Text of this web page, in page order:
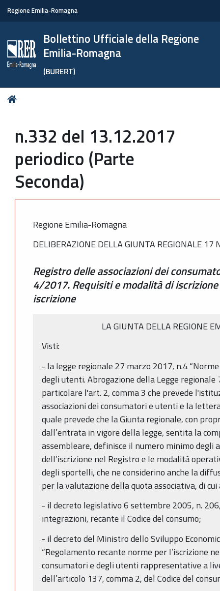
Regione Emilia-Romagna
Bollettino Ufficiale della Regione
Emilia-Romagna
(BURERT)
Tu
n.332 del 13.12.2017
periodico (Parte
Seconda)
Regione Emilia-Romagna
DELIBERAZIONE DELLA GIUNTA REGIONALE
Registro delle associazioni dei
4/2017. Requisiti e modalità di
iscrizione
LA GIUNTA DELLA REGIONE
Visti:
- la legge regionale 27 marzo 2017, n.4
degli utenti. Abrogazione della Legge regionale
particolare l'art. 2, comma 3 che prevede
associazioni dei consumatori e utenti e la
quale prevede che la Giunta regionale, con
dall’entrata in vigore della legge, sentita la
assembleare, definisce il numero minimo degli
dell’iscrizione nel Registro e le modalità
degli sportelli, che ne considerino anche la
per la valutazione della quota associativa, di
- il decreto legislativo 6 settembre 2005, n.
integrazioni, recante il Codice del consumo;
- il decreto del Ministro dello Sviluppo
“Regolamento recante norme per l’iscrizione
consumatori e degli utenti rappresentative a
dell’articolo 137, comma 2, del Codice del